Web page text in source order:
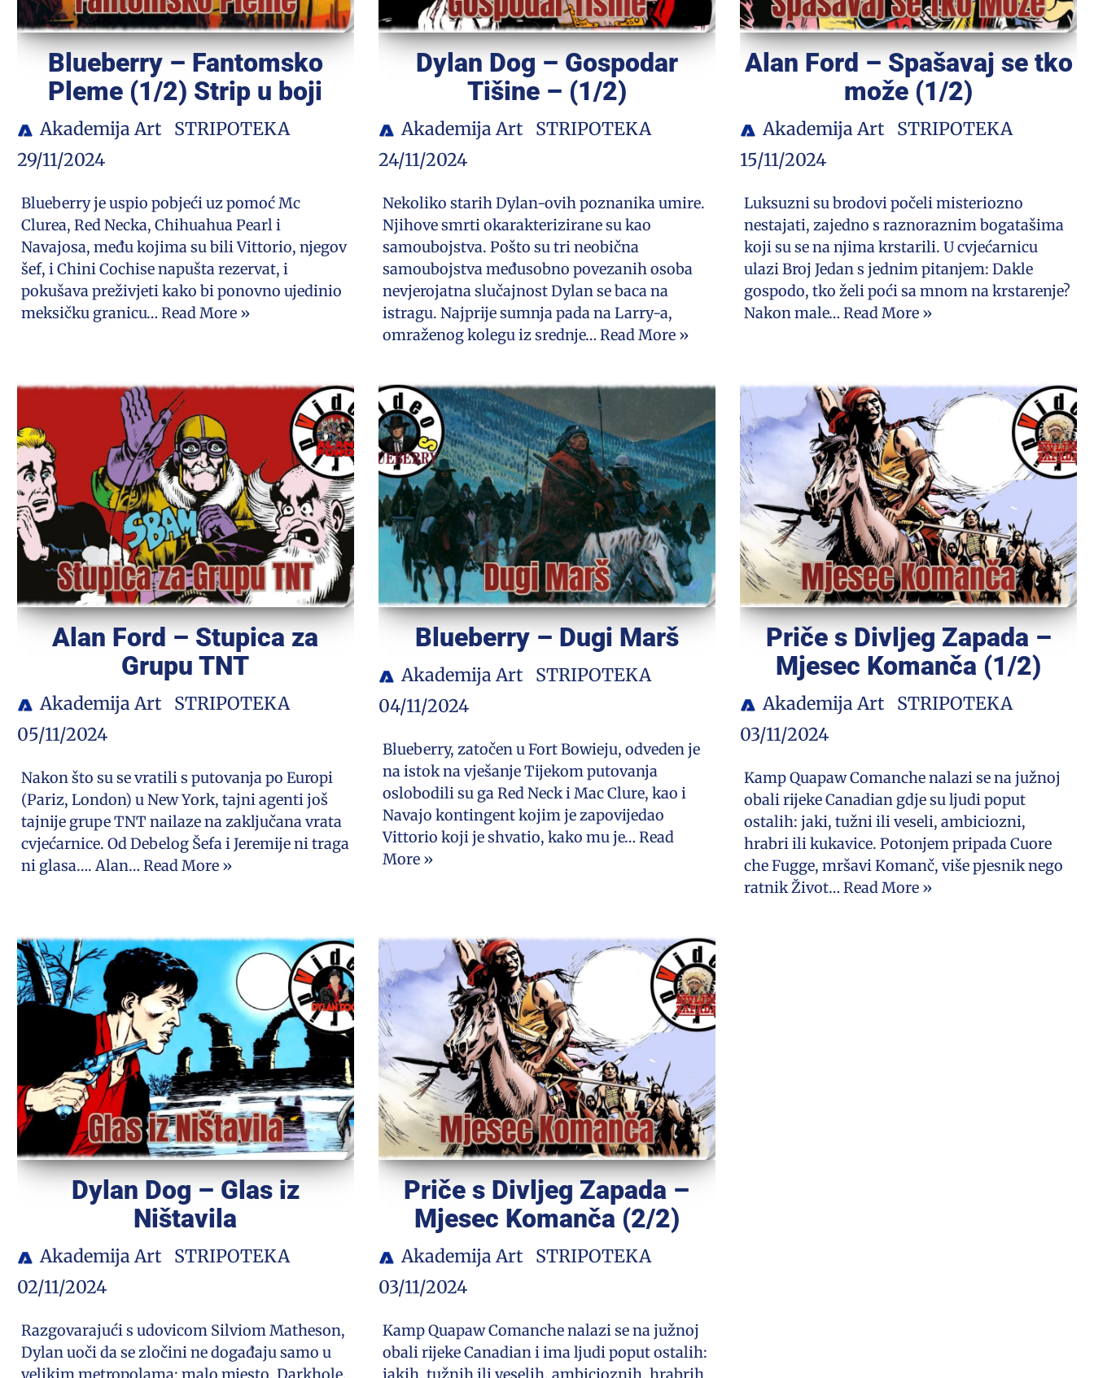
Blueberry – Fantomsko
Pleme (1/2) Strip u boji
Akademija Art
STRIPOTEKA
29/11/2024
Blueberry je uspio pobjeći uz pomoć Mc
Clurea, Red Necka, Chihuahua Pearl i
Navajosa, među kojima su bili Vittorio, njegov
šef, i Chini Cochise napušta rezervat, i
pokušava preživjeti kako bi ponovno ujedinio
meksičku granicu… Read More »
Dylan Dog – Gospodar
Tišine – (1/2)
Akademija Art
STRIPOTEKA
24/11/2024
Nekoliko starih Dylan-ovih poznanika umire.
Njihove smrti okarakterizirane su kao
samoubojstva. Pošto su tri neobična
samoubojstva međusobno povezanih osoba
nevjerojatna slučajnost Dylan se baca na
istragu. Najprije sumnja pada na Larry-a,
omraženog kolegu iz srednje… Read More »
Alan Ford – Spašavaj se tko
može (1/2)
Akademija Art
STRIPOTEKA
15/11/2024
Luksuzni su brodovi počeli misteriozno
nestajati, zajedno s raznoraznim bogatašima
koji su se na njima krstarili. U cvjećarnicu
ulazi Broj Jedan s jednim pitanjem: Dakle
gospodo, tko želi poći sa mnom na krstarenje?
Nakon male…Read More »
Alan Ford – Stupica za
Grupu TNT
Akademija Art
STRIPOTEKA
05/11/2024
Nakon što su se vratili s putovanja po Europi
(Pariz, London) u New York, tajni agenti još
tajnije grupe TNT nailaze na zaključana vrata
cvjećarnice. Od Debelog Šefa i Jeremije ni traga
ni glasa…. Alan… Read More »
Blueberry – Dugi Marš
Akademija Art
STRIPOTEKA
04/11/2024
Blueberry, zatočen u Fort Bowieju, odveden je
na istok na vješanje Tijekom putovanja
oslobodili su ga Red Neck i Mac Clure, kao i
Navajo kontingent kojim je zapovijedao
Vittorio koji je shvatio, kako mu je… Read
More »
Priče s Divljeg Zapada –
Mjesec Komanča (1/2)
Akademija Art
STRIPOTEKA
03/11/2024
Kamp Quapaw Comanche nalazi se na južnoj
obali rijeke Canadian gdje su ljudi poput
ostalih: jaki, tužni ili veseli, ambiciozni,
hrabri ili kukavice. Potonjem pripada Cuore
che Fugge, mršavi Komanč, više pjesnik nego
ratnik Život…Read More »
Dylan Dog – Glas iz
Ništavila
Akademija Art
STRIPOTEKA
02/11/2024
Razgovarajući s udovicom Silviom Matheson,
Dylan uoči da se zločini ne događaju samo u
velikim metropolama: malo mjesto, Darkhole,
Priče s Divljeg Zapada –
Mjesec Komanča (2/2)
Akademija Art
STRIPOTEKA
03/11/2024
Kamp Quapaw Comanche nalazi se na južnoj
obali rijeke Canadian i ima ljudi poput ostalih:
jakih, tužnih ili veselih, ambicioznih, hrabrih